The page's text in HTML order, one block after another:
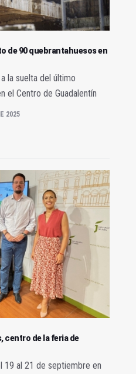
de 90 quebrantahuesos en
la suelta del último
el Centro de Guadalentín
2025
centro de la feria de
19 al 21 de septiembre en